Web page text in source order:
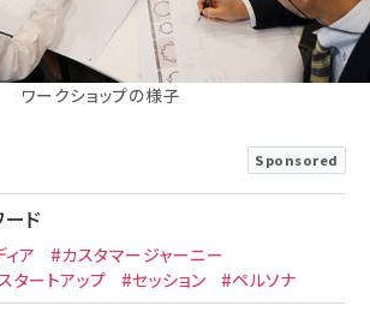
ワークショップの様子
Sponsored
ド
ア
#カスタマージャーニー
タートアップ #セッション #ペルソナ